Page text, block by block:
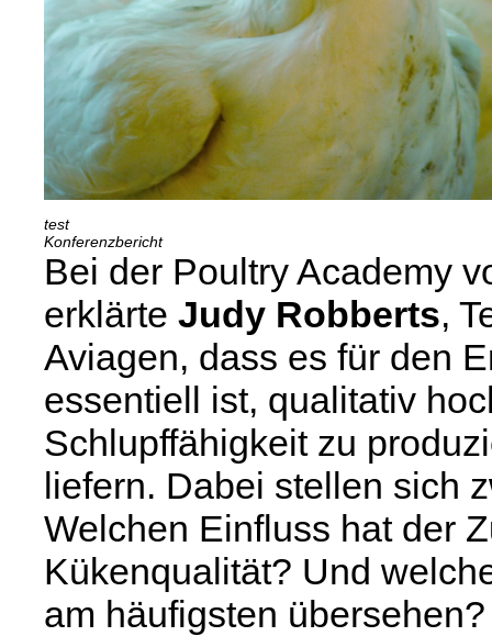
Konferenzbericht
Bei der Poultry Academy
erklärte Judy Robberts,
Aviagen, dass es für den
essentiell ist, qualitativ
Schlupffähigkeit zu
liefern. Dabei stellen sich
Welchen Einfluss hat der
Kükenqualität? Und
am häufigsten übersehen?